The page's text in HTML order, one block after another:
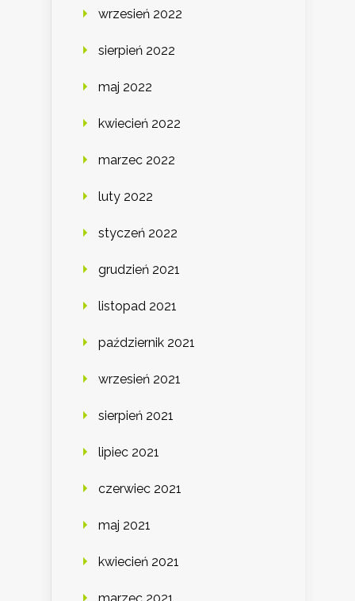
wrzesień 2022
sierpień 2022
maj 2022
kwiecień 2022
marzec 2022
luty 2022
styczeń 2022
grudzień 2021
listopad 2021
październik 2021
wrzesień 2021
sierpień 2021
lipiec 2021
czerwiec 2021
maj 2021
kwiecień 2021